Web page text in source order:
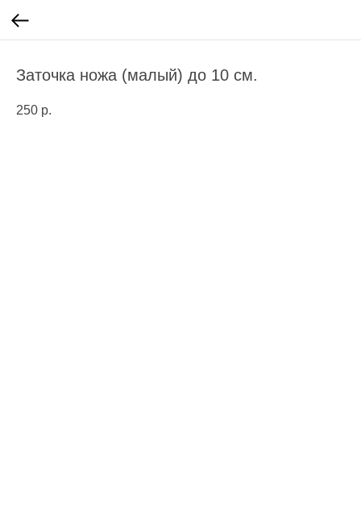
Заточка ножа (малый) до 10 см.
250 р.